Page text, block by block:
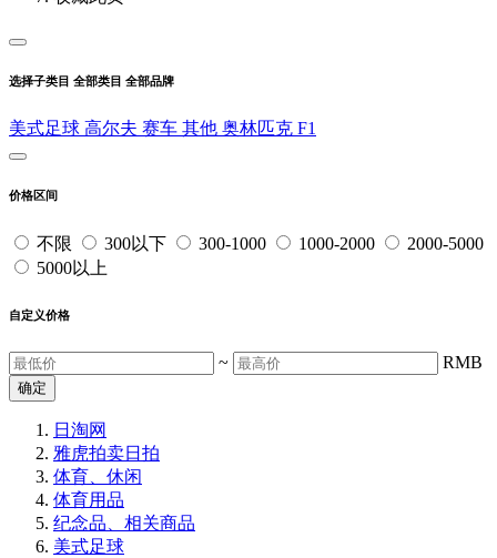
选择子类目 全部类目 全部品牌
美式足球 高尔夫 赛车 其他 奥林匹克 F1
价格区间
不限 300以下 300-1000 1000-2000
2000-5000
5000以上
自定义价格
~ RMB
确定
日淘网
雅虎拍卖日拍
体育、休闲
体育用品
纪念品、相关商品
美式足球